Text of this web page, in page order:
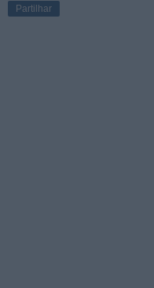
Partilhar